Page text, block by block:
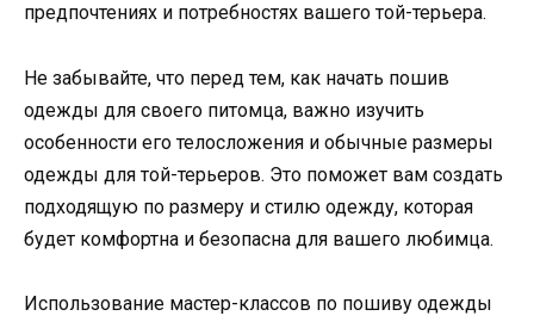
предпочтениях и потребностях вашего той-терьера.
Не забывайте, что перед тем, как начать пошив
одежды для своего питомца, важно изучить
особенности его телосложения и обычные размеры
одежды для той-терьеров. Это поможет вам создать
подходящую по размеру и стилю одежду, которая
будет комфортна и безопасна для вашего любимца.
Использование мастер-классов по пошиву одежды